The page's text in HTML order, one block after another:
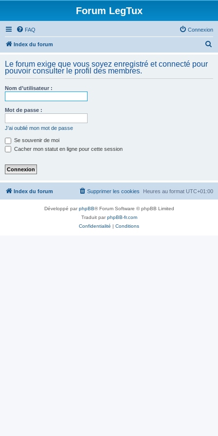
Forum LegTux
FAQ Connexion
Index du forum
h
Le forum exige que vous soyez enregistré et connecté pour
pouvoir consulter le profil des membres.
Nom d’utilisateur :
Mot de passe :
J’ai oublié mon mot de passe
Se souvenir de moi
Cacher mon statut en ligne pour cette session
Index du forum Heures au format UTC+01:00
Supprimer les cookies
Développé parphpBB® Forum Software © phpBB Limited
Traduit parphpBB-fr.com
Confidentialité | Conditions